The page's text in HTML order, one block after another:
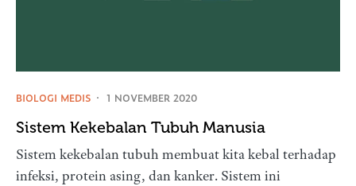
BIOLOGI MEDIS 1 NOVEMBER 2020
Sistem Kekebalan Tubuh Manusia
Sistem kekebalan tubuh membuat kita kebal terhadap
infeksi, protein asing, dan kanker. Sistem ini